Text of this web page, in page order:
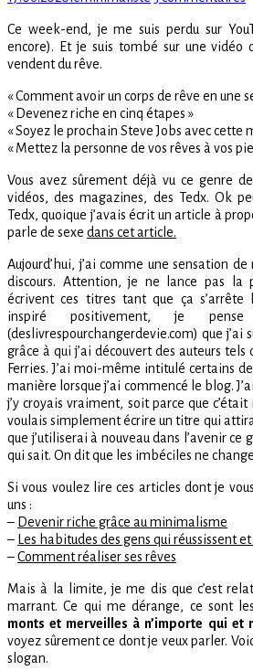
Ce week-end, je me suis perdu sur
encore). Et je suis tombé sur une vidéo
vendent du rêve.
« Comment avoir un corps de rêve en une
« Devenez riche en cinq étapes »
« Soyez le prochain Steve Jobs avec cette
« Mettez la personne de vos rêves à vos
Vous avez sûrement déjà vu ce genre
vidéos, des magazines, des Tedx. Ok
Tedx, quoique j’avais écrit un article à
parle de sexe dans cet article.
Aujourd’hui, j’ai comme une sensation
discours. Attention, je ne lance pas la
écrivent ces titres tant que ça s’arrête
inspiré positivement, je
(deslivrespourchangerdevie.com) que
grâce à qui j’ai découvert des auteurs
Ferries. J’ai moi-même intitulé certains
manière lorsque j’ai commencé le blog.
j’y croyais vraiment, soit parce que
voulais simplement écrire un titre qui
que j’utiliserai à nouveau dans l’avenir
qui sait. On dit que les imbéciles ne
Si vous voulez lire ces articles dont je
uns :
– Devenir riche grâce au minimalisme
– Les habitudes des gens qui réussissent
–Comment réaliser ses rêves
Mais à la limite, je me dis que c’est
marrant. Ce qui me dérange, ce sont
monts et merveilles à n’importe qui et
voyez sûrement ce dont je veux parler.
slogan.